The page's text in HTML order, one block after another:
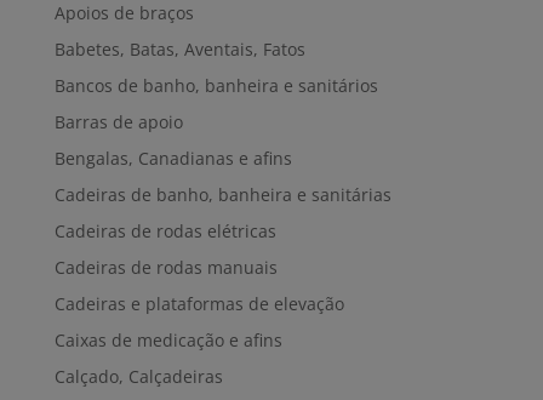
Apoios de braços
Babetes, Batas, Aventais, Fatos
Bancos de banho, banheira e sanitários
Barras de apoio
Bengalas, Canadianas e afins
Cadeiras de banho, banheira e sanitárias
Cadeiras de rodas elétricas
Cadeiras de rodas manuais
Cadeiras e plataformas de elevação
Caixas de medicação e afins
Calçado, Calçadeiras